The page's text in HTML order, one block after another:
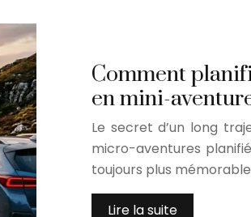
Comment
en mini-
Le secret d’un long
micro-aventures
toujours plus
Lire la suite